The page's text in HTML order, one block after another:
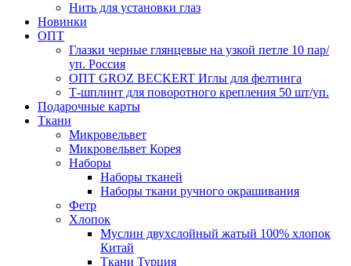
Нить для установки глаз
Новинки
ОПТ
Глазки черные глянцевые на узкой петле 10 пар/
уп. Россия
ОПТ GROZ BECKERT Иглы для фелтинга
Т-шплинт для поворотного крепления 50 шт/уп.
Подарочные карты
Ткани
Микровельвет
Микровельвет Корея
Наборы
Наборы тканей
Наборы ткани ручного окрашивания
Фетр
Хлопок
Муслин двухслойный жатый 100% хлопок
Китай
Ткани Турция